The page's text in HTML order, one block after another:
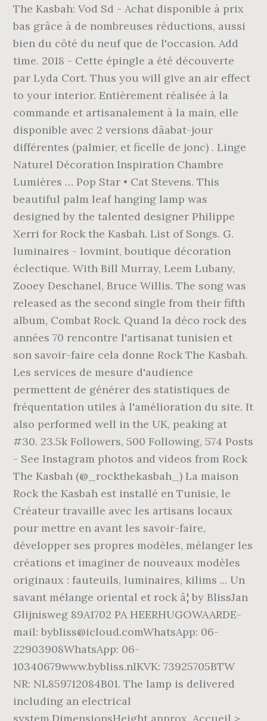
The Kasbah: Vod Sd - Achat disponible à prix
bas grâce à de nombreuses réductions, aussi
bien du côté du neuf que de l'occasion. Add
time. 2018 - Cette épingle a été découverte
par Lyda Cort. Thus you will give an air effect
to your interior. Entièrement réalisée à la
commande et artisanalement à la main, elle
disponible avec 2 versions dâabat-jour
différentes (palmier, et ficelle de jonc) . Linge
Naturel Décoration Inspiration Chambre
Lumières … Pop Star • Cat Stevens. This
beautiful palm leaf hanging lamp was
designed by the talented designer Philippe
Xerri for Rock the Kasbah. List of Songs. G.
luminaires - lovmint, boutique décoration
éclectique. With Bill Murray, Leem Lubany,
Zooey Deschanel, Bruce Willis. The song was
released as the second single from their fifth
album, Combat Rock. Quand la déco rock des
années 70 rencontre l'artisanat tunisien et
son savoir-faire cela donne Rock The Kasbah.
Les services de mesure d'audience
permettent de générer des statistiques de
fréquentation utiles à l'amélioration du site. It
also performed well in the UK, peaking at
#30. 23.5k Followers, 500 Following, 574 Posts
- See Instagram photos and videos from Rock
The Kasbah (@_rockthekasbah_) La maison
Rock the Kasbah est installé en Tunisie, le
Créateur travaille avec les artisans locaux
pour mettre en avant les savoir-faire,
développer ses propres modèles, mélanger les
créations et imaginer de nouveaux modèles
originaux : fauteuils, luminaires, kilims ... Un
savant mélange oriental et rock â¦ by BlissJan
Glijnisweg 89A1702 PA HEERHUGOWAARDE-
mail: bybliss@icloud.comWhatsApp: 06-
22903908WhatsApp: 06-
10340679www.bybliss.nlKVK: 73925705BTW
NR: NL859712084B01. The lamp is delivered
including an electrical